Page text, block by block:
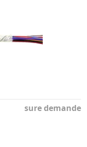
sure demande